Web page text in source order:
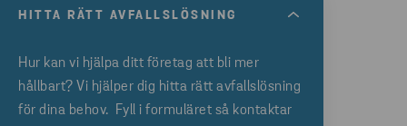
HITTA RÄTT AVFALLSLÖSNING
Hur kan vi hjälpa ditt företag att bli mer
hållbart? Vi hjälper dig hitta rätt avfallslösning
för dina behov. Fyll i formuläret så kontaktar